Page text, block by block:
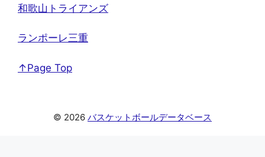
和歌山トライアンズ
ランポーレ三重
↑Page Top
© 2026 バスケットボールデータベース